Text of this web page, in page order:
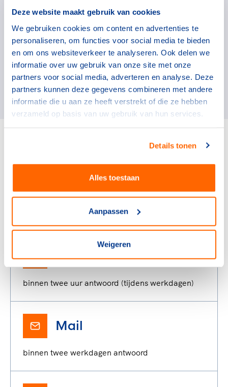
Deze website maakt gebruik van cookies
We gebruiken cookies om content en advertenties te
personaliseren, om functies voor social media te bieden
en om ons websiteverkeer te analyseren. Ook delen we
informatie over uw gebruik van onze site met onze
partners voor social media, adverteren en analyse. Deze
partners kunnen deze gegevens combineren met andere
informatie die u aan ze heeft verstrekt of die ze hebben
verzameld op basis van uw gebruik van hun services.
Details tonen
Alles toestaan
Aanpassen
Weigeren
Mulier Instituut
Het Mulier Instituut streeft naar goed onderbouwd
beleid, gericht op de bevordering van sport,
sportief bewegen en versterking van de
sportsector.
Neem contact op met NOC*NSF Supportdesk via:
Whatsapp
binnen twee uur antwoord (tijdens werkdagen)
Mail
binnen twee werkdagen antwoord